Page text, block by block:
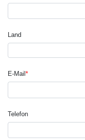
Land
E-Mail *
Telefon